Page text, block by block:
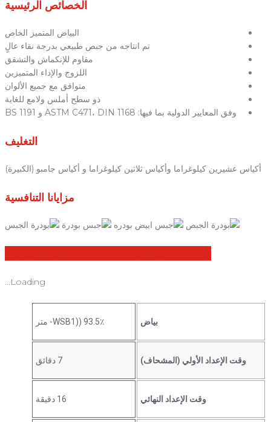
الخصائص الرئيسية
البياض المتميز الخاص
تم انتاجه من جبص طبيعي بدرجة نقاء عالٍ
مقاوم للإنكماش والتشقق
اللزوج والإداء المتميزين
متوافق مع جميع الألوان
ذو سطح أملس ولامع للغاية
وفق المعايير الدولية بما فيها: ASTM C471، DIN 1168 و BS 1191
التغليف
أكياس عشيرين كيلوغراما وأكياس ثلاثين كيلوغراما و أكياس جامبو (الكبيرة)
مزايانا التنافسية
Loading...
بياض 93.5٪ ((WSB1- متر
وقت الإعداد الأولي (المشحاف) 7 دقائق
وقت الإعداد النهائي 16 دقيقة